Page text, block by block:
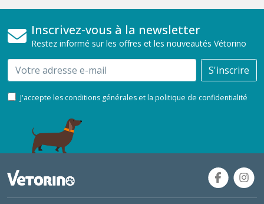
Inscrivez-vous à la newsletter
Restez informé sur les offres et les nouveautés Vétorino
Email S'inscrire
J'accepte les conditions générales et la politique de confidentialité